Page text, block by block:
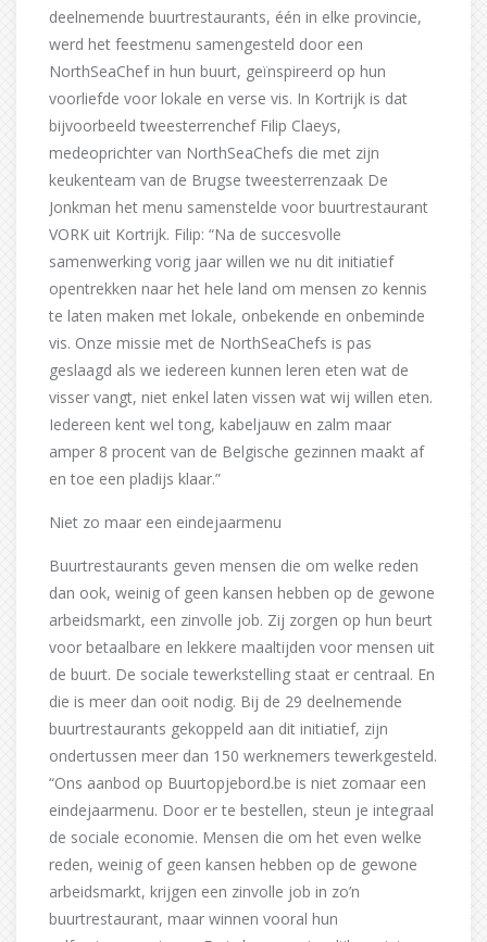
deelnemende buurtrestaurants, één in elke provincie,
werd het feestmenu samengesteld door een
NorthSeaChef in hun buurt, geïnspireerd op hun
voorliefde voor lokale en verse vis. In Kortrijk is dat
bijvoorbeeld tweesterrenchef Filip Claeys,
medeoprichter van NorthSeaChefs die met zijn
keukenteam van de Brugse tweesterrenzaak De
Jonkman het menu samenstelde voor buurtrestaurant
VORK uit Kortrijk. Filip: “Na de succesvolle
samenwerking vorig jaar willen we nu dit initiatief
opentrekken naar het hele land om mensen zo kennis
te laten maken met lokale, onbekende en onbeminde
vis. Onze missie met de NorthSeaChefs is pas
geslaagd als we iedereen kunnen leren eten wat de
visser vangt, niet enkel laten vissen wat wij willen eten.
Iedereen kent wel tong, kabeljauw en zalm maar
amper 8 procent van de Belgische gezinnen maakt af
en toe een pladijs klaar.”
Niet zo maar een eindejaarmenu
Buurtrestaurants geven mensen die om welke reden
dan ook, weinig of geen kansen hebben op de gewone
arbeidsmarkt, een zinvolle job. Zij zorgen op hun beurt
voor betaalbare en lekkere maaltijden voor mensen uit
de buurt. De sociale tewerkstelling staat er centraal. En
die is meer dan ooit nodig. Bij de 29 deelnemende
buurtrestaurants gekoppeld aan dit initiatief, zijn
ondertussen meer dan 150 werknemers tewerkgesteld.
“Ons aanbod op Buurtopjebord.be is niet zomaar een
eindejaarmenu. Door er te bestellen, steun je integraal
de sociale economie. Mensen die om het even welke
reden, weinig of geen kansen hebben op de gewone
arbeidsmarkt, krijgen een zinvolle job in zo’n
buurtrestaurant, maar winnen vooral hun